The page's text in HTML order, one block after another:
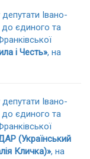
Івано-
до єдиного та
і Честь», на
Івано-
до єдиного та
(Український
Кличка)», на